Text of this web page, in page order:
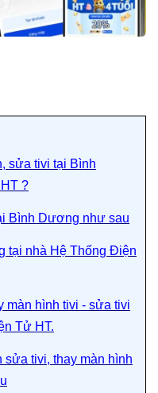
sửa tivi tại Bình
?
Bình Dương như sau
tại nhà Hệ Thống Điện
màn hình tivi - sửa tivi
Tử HT.
tivi, thay màn hình